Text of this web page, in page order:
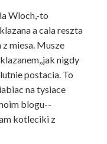
Wloch,-to
a cala reszta
miesa. Musze
nigdy
postacia. To
na tysiace
blogu--
kotleciki z